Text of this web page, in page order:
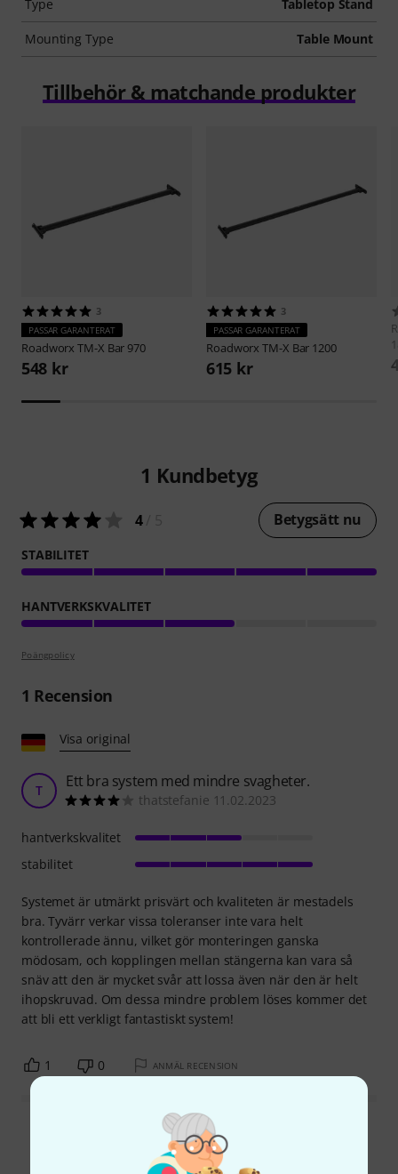
Type Tabletop Stand
Mounting Type Table Mount
Tillbehör & matchande produkter
3
PASSAR GARANTERAT
RoadworxTM-X Bar 970
548 kr
3
PASSAR GARANTERAT
RoadworxTM-X Bar 1200
615 kr
1 Kundbetyg
4/ 5 Betygsätt nu
STABILITET
HANTVERKSKVALITET
Poängpolicy
1 Recension
Visa original
T Ett bra system med mindre svagheter.
thatstefanie 11.02.2023
Systemet är utmärkt prisvärt och kvaliteten är mestadels
bra. Tyvärr verkar vissa toleranser inte vara helt
kontrollerade ännu, vilket gör monteringen ganska
mödosam, och kopplingen mellan stängerna kan vara så
snäv att den är mycket svår att lossa även när den är helt
ihopskruvad. Om dessa mindre problem löses kommer det
att bli ett verkligt fantastiskt system!
hantverkskvalitet
stabilitet
1 0 ANMÄL RECENSION
Läs alla recensioner